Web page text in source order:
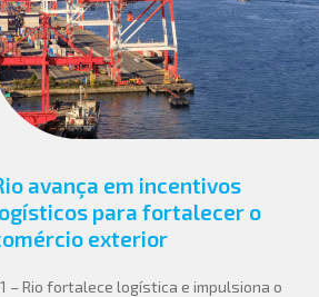
avança em incentivos
para fortalecer o
exterior
– Rio fortalece logística e impulsiona o